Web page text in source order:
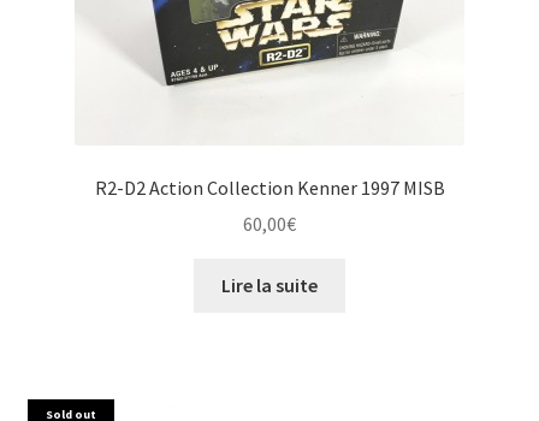
R2-D2 Action Collection Kenner 1997 MISB
60,00€
Lire la suite
Sold out